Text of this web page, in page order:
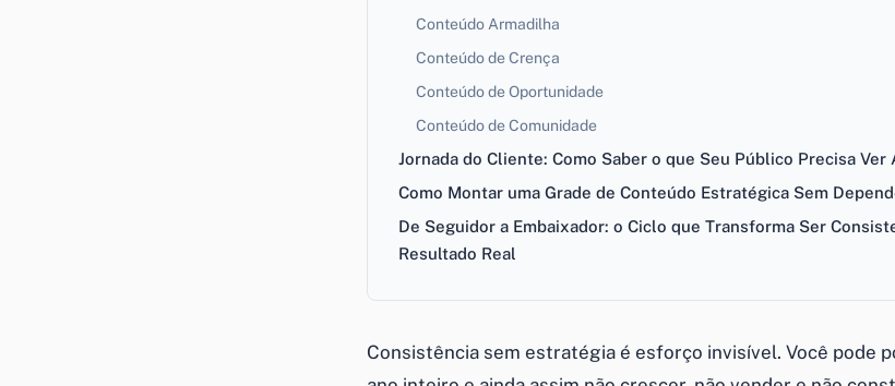
Conteúdo Armadilha
Conteúdo de Crença
Conteúdo de Oportunidade
Conteúdo de Comunidade
Jornada do Cliente: Como Saber o que Seu Público Precisa Ver
Como Montar uma Grade de Conteúdo Estratégica Sem
De Seguidor a Embaixador: o Ciclo que Transforma Ser
Resultado Real
Consistência sem estratégia é esforço invisível. Você pode